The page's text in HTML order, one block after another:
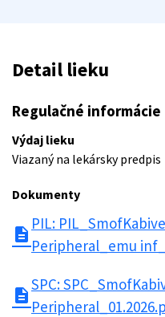
Detail lieku
Regulačné informácie
Výdaj lieku
Viazaný na lekársky predpis
Dokumenty
description
PIL:
Peripheral_emu
description
SPC: